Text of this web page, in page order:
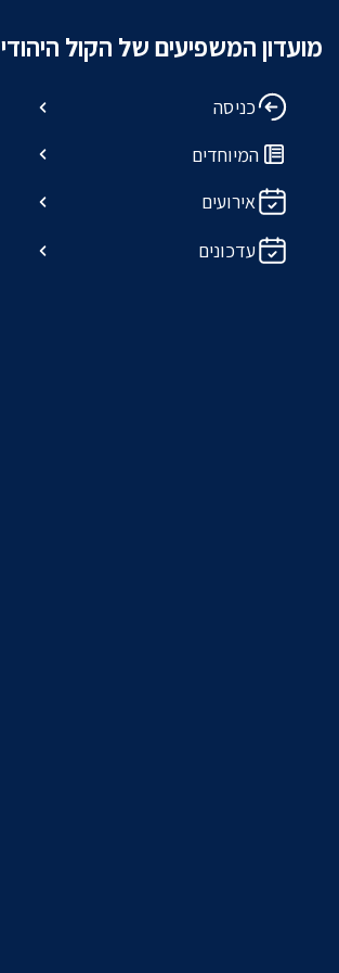
מועדון המשפיעים של הקול היהודי
כניסה
המיוחדים
אירועים
עדכונים